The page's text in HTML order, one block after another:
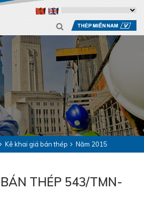
Kê khai giá bán thép Năm 2015
THÉP 543/TMN-